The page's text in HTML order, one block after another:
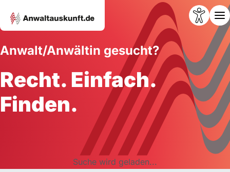
Anwalt/Anwältin gesucht?
Recht. Einfach.
Finden.
Suche wird geladen...